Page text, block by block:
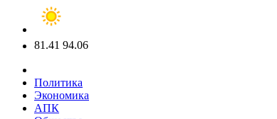
81.41 94.06
Политика
Экономика
АПК